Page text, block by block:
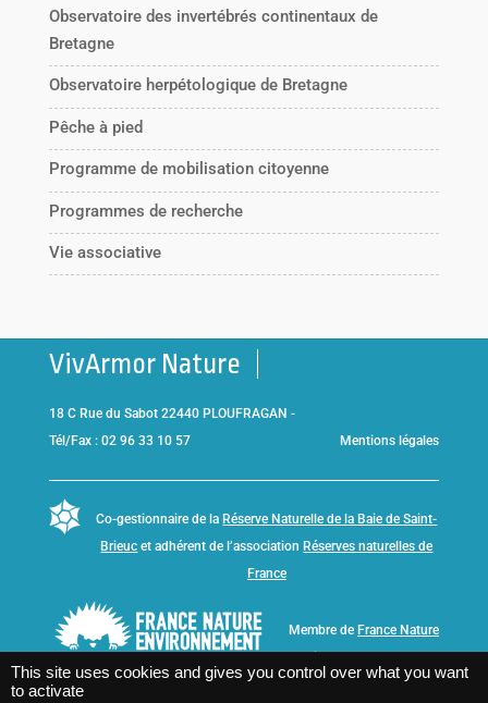
Observatoire des invertébrés continentaux de
Bretagne
Observatoire herpétologique de Bretagne
Pêche à pied
Programme de mobilisation citoyenne
Programmes de recherche
Vie associative
VivArmor Nature
18 C Rue du Sabot 22440 PLOUFRAGAN -
Tél/Fax : 02 96 33 10 57
Mentions légales
Co-gestionnaire de la Réserve Naturelle de la Baie de Saint-
Brieuc et adhérent de l’association Réserves naturelles de
France
Membre de France Nature
This site uses cookies and gives you control over what you want
to activate